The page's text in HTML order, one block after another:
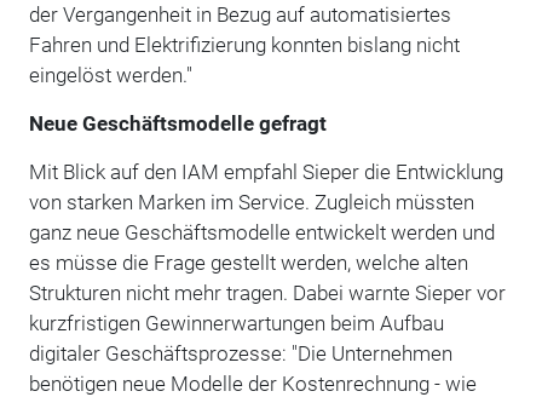
der Vergangenheit in Bezug auf automatisiertes
Fahren und Elektrifizierung konnten bislang nicht
eingelöst werden."
Neue Geschäftsmodelle gefragt
Mit Blick auf den IAM empfahl Sieper die Entwicklung
von starken Marken im Service. Zugleich müssten
ganz neue Geschäftsmodelle entwickelt werden und
es müsse die Frage gestellt werden, welche alten
Strukturen nicht mehr tragen. Dabei warnte Sieper vor
kurzfristigen Gewinn­erwartungen beim Aufbau
digitaler Geschäftsprozesse: "Die Unternehmen
benötigen neue Modelle der Kostenrechnung - wie